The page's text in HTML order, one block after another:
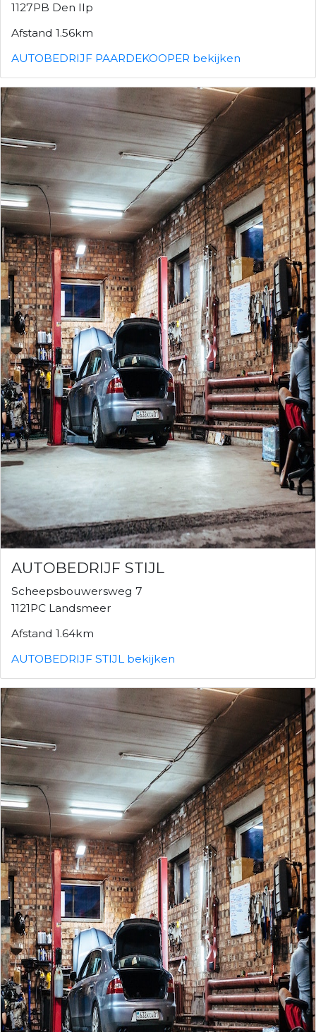
1127PB Den Ilp
Afstand 1.56km
AUTOBEDRIJF PAARDEKOOPER bekijken
AUTOBEDRIJF STIJL
Scheepsbouwersweg 7
1121PC Landsmeer
Afstand 1.64km
AUTOBEDRIJF STIJL bekijken